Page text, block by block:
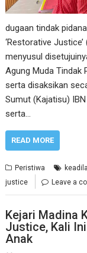
dugaan tindak
‘Restorative
menyusul
Agung Muda Tindak
serta disaksikan
Sumut (Kajatisu)
serta…
READ MORE
Peristiwa
justice
Leave a
Kejari Madina
Justice, Kali
Anak